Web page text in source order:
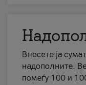
Внесете ја
надополните.
помеѓу 100 и